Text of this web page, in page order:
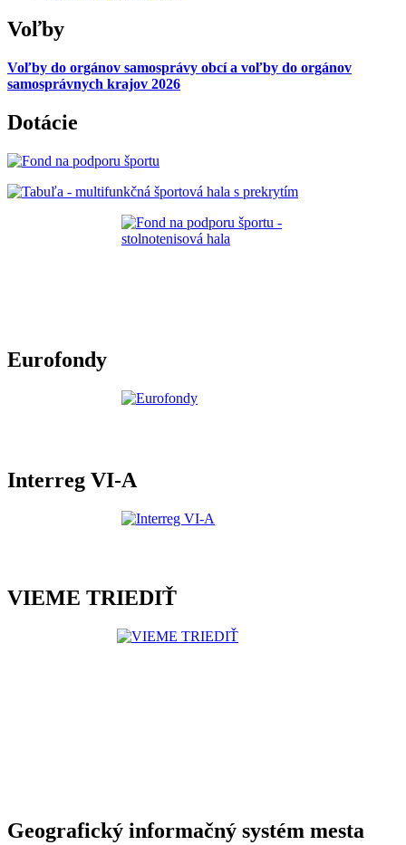
Voľby
Voľby do orgánov samosprávy obcí a voľby do orgánov
samosprávnych krajov 2026
Dotácie
Eurofondy
Interreg VI-A
VIEME TRIEDIŤ
Geografický informačný systém mesta